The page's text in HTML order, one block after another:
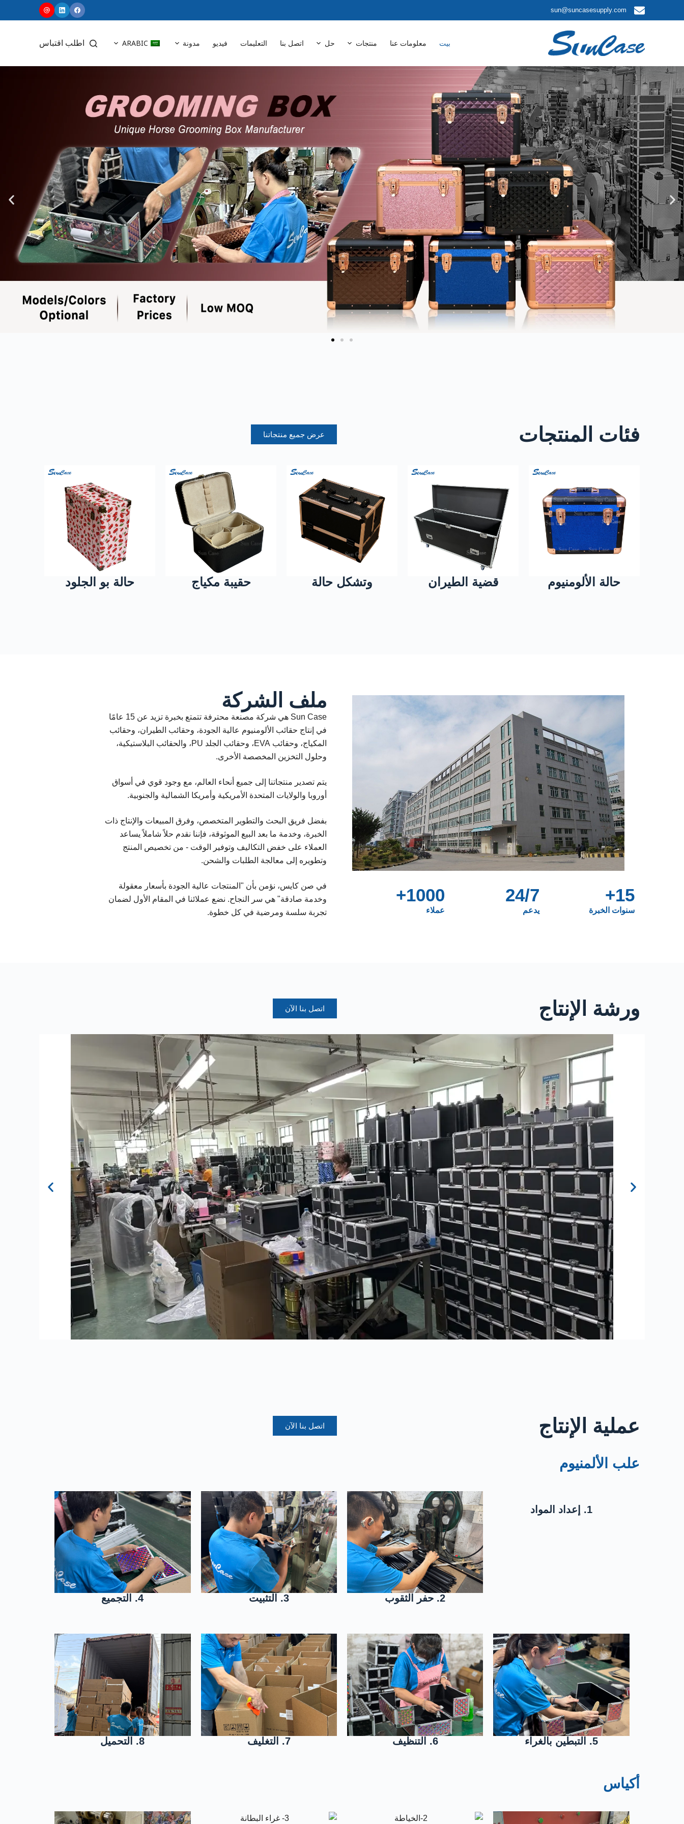
ز
ى
sun@suncasesupply.com
بيت معلومات عنا منتجات حل اتصل بنا التعليمات فيديو مدونة ARABIC اطلب اقتباس
فئات المنتجات عرض جميع منتجاتنا
حالة الألومنيوم قضية الطيران وتشكل حالة حقيبة مكياج حالة بو الجلود
15+
سنوات الخبرة
24/7
يدعم
1000+
عملاء
ملف الشركة
Sun Case هي شركة مصنعة محترفة تتمتع بخبرة تزيد عن 15 عامًا
في إنتاج حقائب الألومنيوم عالية الجودة، وحقائب الطيران، وحقائب
المكياج، وحقائب EVA، وحقائب الجلد PU، والحقائب البلاستيكية،
وحلول التخزين المخصصة الأخرى.
يتم تصدير منتجاتنا إلى جميع أنحاء العالم، مع وجود قوي في أسواق
أوروبا والولايات المتحدة الأمريكية وأمريكا الشمالية والجنوبية.
بفضل فريق البحث والتطوير المتخصص، وفرق المبيعات والإنتاج ذات
الخبرة، وخدمة ما بعد البيع الموثوقة، فإننا نقدم حلاً شاملاً يساعد
العملاء على خفض التكاليف وتوفير الوقت - من تخصيص المنتج
وتطويره إلى معالجة الطلبات والشحن.
في صن كايس، نؤمن بأن "المنتجات عالية الجودة بأسعار معقولة
وخدمة صادقة" هي سر النجاح. نضع عملائنا في المقام الأول لضمان
تجربة سلسة ومرضية في كل خطوة.
ورشة الإنتاج اتصل بنا الآن
عملية الإنتاج اتصل بنا الآن
علب الألمنيوم
1. إعداد المواد
2. حفر الثقوب 3. التثبيت 4. التجميع
5. التبطين بالغراء 6. التنظيف 7. التغليف 8. التحميل
أكياس